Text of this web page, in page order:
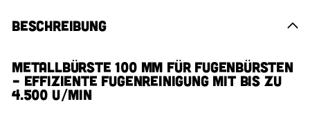
Beschreibung
Metallbürste 100 mm für Fugenbürsten
– Effiziente Fugenreinigung mit bis zu
4.500 U/min